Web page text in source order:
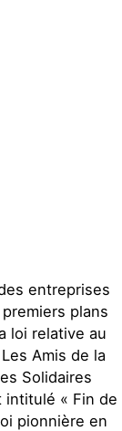
entreprises
plans
loi relative au
Amis de la
Solidaires
intitulé « Fin de
pionnière en